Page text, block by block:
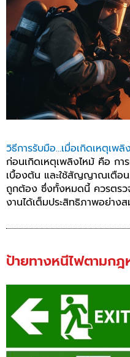
วิธีการรับมือ…เมื่อเกิดเหตุเพลิ
ก่อนเกิดเหตุเพลิงไหม้ คือ การ
เบื้องต้น และใช้สัญญาณเตือ
ถูกต้อง ซึ่งทั้งหมดนี้ ควรตรว
งานได้เต็มประสิทธิภาพอย่างส
ป้ายทางหนีไฟตามกฎ